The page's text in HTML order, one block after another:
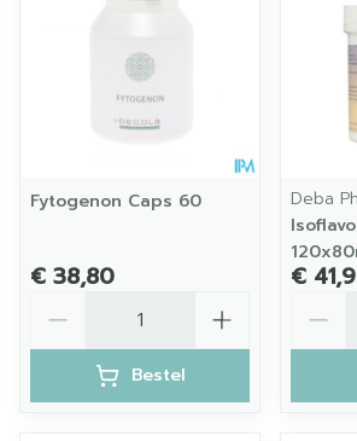
Fytogenon Caps 60
€ 38,80
Bestel
Deba
€